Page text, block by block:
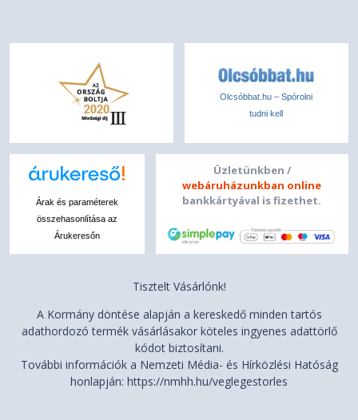
Olcsóbbat.hu – Spórolni
tudni kell
Árak és paraméterek
összehasonlítása az
Árukeresőn
Üzletünkben /
webáruházunkban online
bankkártyával is fizethet.
Tisztelt Vásárlónk!
A Kormány döntése alapján a kereskedő minden tartós
adathordozó termék vásárlásakor köteles ingyenes adattörlő
kódot biztosítani.
További információk a Nemzeti Média- és Hírközlési Hatóság
honlapján: https://nmhh.hu/veglegestorles